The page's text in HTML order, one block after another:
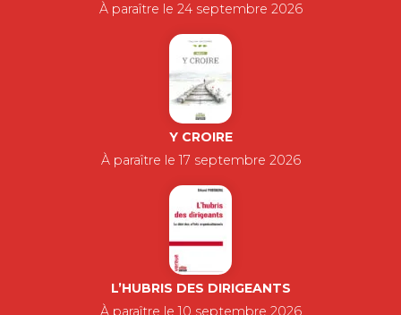
À paraître le 24 septembre 2026
Y CROIRE
À paraître le 17 septembre 2026
L’HUBRIS DES DIRIGEANTS
À paraître le 10 septembre 2026